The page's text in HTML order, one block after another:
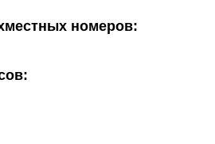
номеров: